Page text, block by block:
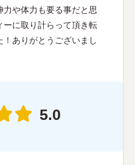
や体力も要る事だと思
ーに取り計らって頂き転
ありがとうございまし
5.0